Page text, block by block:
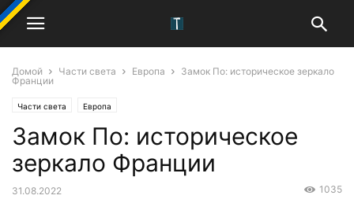
Домой Части света Европа
Замок По: историческое зеркало
Франции
Части света Европа
Замок По: историческое
зеркало Франции
31.08.2022 1035